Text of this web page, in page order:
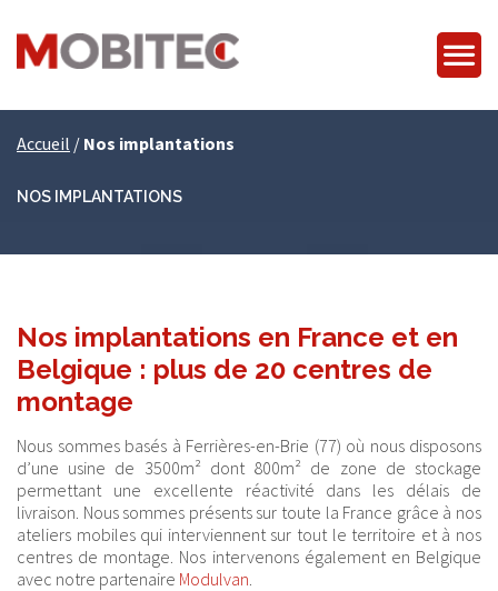
Accueil / Nos implantations
NOS IMPLANTATIONS
Nos implantations en France et en
Belgique : plus de 20 centres de
montage
Nous sommes basés à Ferrières-en-Brie (77) où nous disposons
d’une usine de 3500m² dont 800m² de zone de stockage
permettant une excellente réactivité dans les délais de
livraison. Nous sommes présents sur toute la France grâce à nos
ateliers mobiles qui interviennent sur tout le territoire et à nos
centres de montage. Nos intervenons également en Belgique
avec notre partenaire Modulvan.